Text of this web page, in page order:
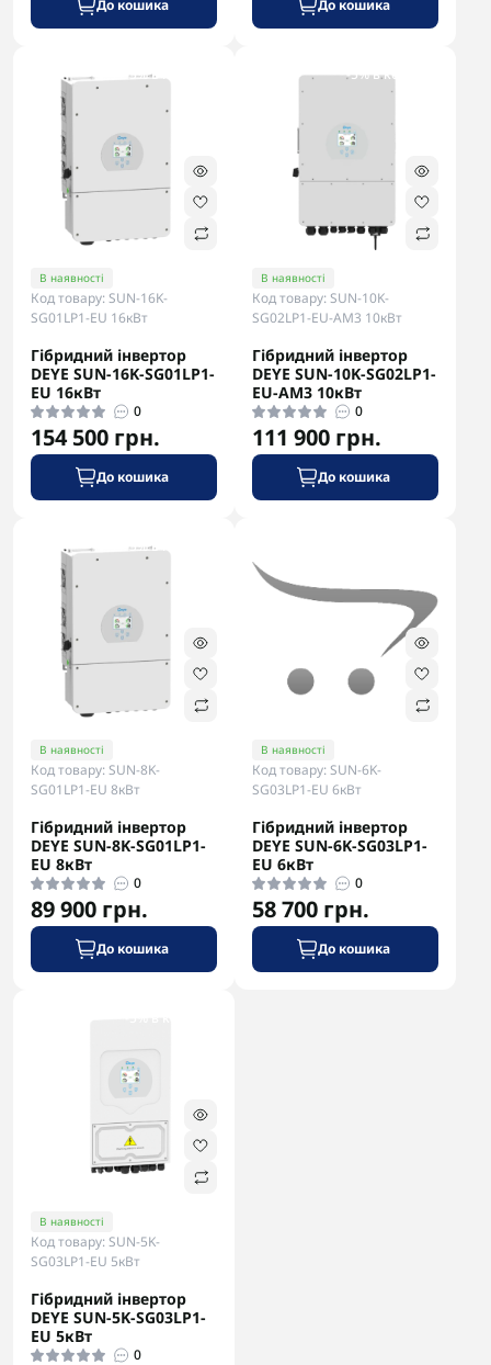
До кошика До кошика
-5% в корзині
В наявності
Код товару: SUN-16K-
SG01LP1-EU 16кВт
Гібридний інвертор
DEYE SUN-16K-SG01LP1-
EU 16кВт
0
154 500 грн.
До кошика
-5% в корзині
В наявності
Код товару: SUN-10K-
SG02LP1-EU-AM3 10кВт
Гібридний інвертор
DEYE SUN-10K-SG02LP1-
EU-AM3 10кВт
0
111 900 грн.
До кошика
-5% в корзині
В наявності
Код товару: SUN-8K-
SG01LP1-EU 8кВт
Гібридний інвертор
DEYE SUN-8K-SG01LP1-
EU 8кВт
0
89 900 грн.
До кошика
В наявності
Код товару: SUN-6K-
SG03LP1-EU 6кВт
Гібридний інвертор
DEYE SUN-6K-SG03LP1-
EU 6кВт
0
58 700 грн.
До кошика
В наявності
Код товару: SUN-5K-
SG03LP1-EU 5кВт
Гібридний інвертор
DEYE SUN-5K-SG03LP1-
EU 5кВт
0